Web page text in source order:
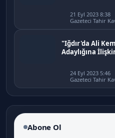
21 Eyl 2023 8:38
Gazeteci Tahir
"Iğdır'da Ali
Adaylığına
24 Eyl 2023 5:46
Gazeteci Tahir
Abone Ol